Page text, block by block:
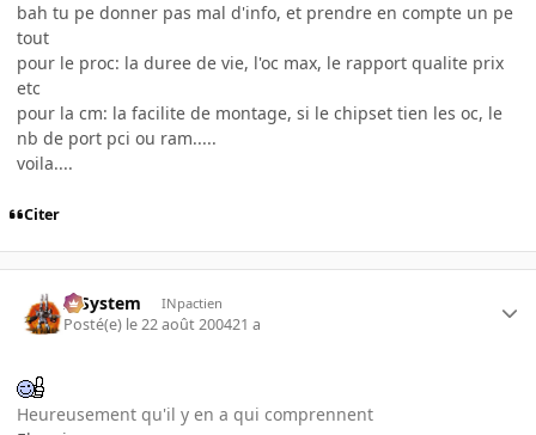
bah tu pe donner pas mal d'info, et prendre en compte un pe
tout
pour le proc: la duree de vie, l'oc max, le rapport qualite prix
etc
pour la cm: la facilite de montage, si le chipset tien les oc, le
nb de port pci ou ram.....
voila....
Citer
X-System INpactien
Posté(e) le 22 août 200421 a
Heureusement qu'il y en a qui comprennent